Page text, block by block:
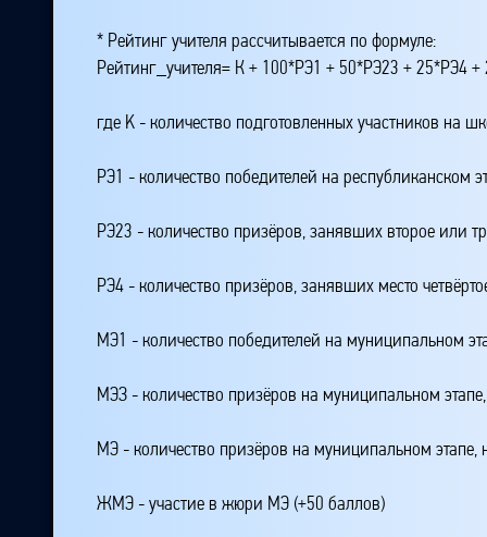
* Рейтинг учителя рассчитывается по формуле:
Рейтинг_учителя= К + 100*РЭ1 + 50*РЭ23 +
где K - количество подготовленных участников на
РЭ1 - количество победителей на республиканском
РЭ23 - количество призёров, занявших второе или
РЭ4 - количество призёров, занявших место
МЭ1 - количество победителей на муниципальном
МЭЗ - количество призёров на муниципальном
МЭ - количество призёров на муниципальном
ЖМЭ - участие в жюри МЭ (+50 баллов)